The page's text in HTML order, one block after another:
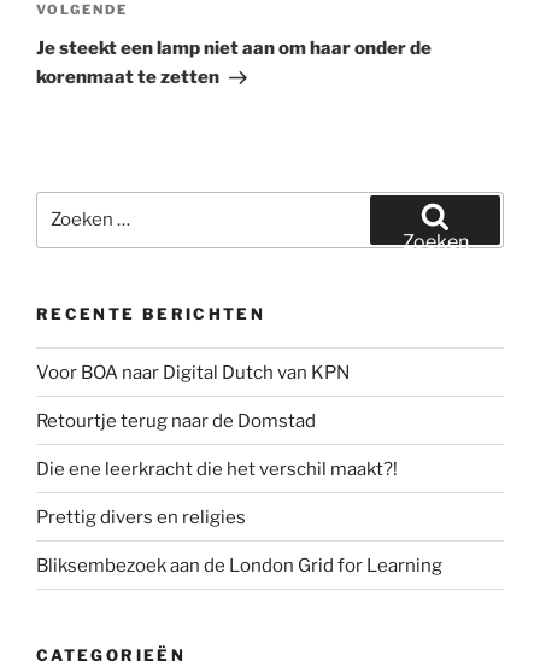
Volgend
bericht
VOLGENDE
Je steekt een lamp niet aan om haar onder de
korenmaat te zetten
naar:
Zoeken
RECENTE BERICHTEN
Voor BOA naar Digital Dutch van KPN
Retourtje terug naar de Domstad
Die ene leerkracht die het verschil maakt?!
Prettig divers en religies
Bliksembezoek aan de London Grid for Learning
CATEGORIEËN